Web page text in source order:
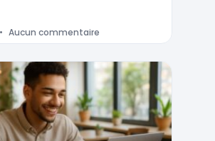
Aucun commentaire